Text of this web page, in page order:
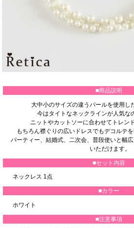
■商品説明
大中小のサイズの違うパールを使用し
今はタイトなネックラインが人気な
ニットやカットソーに合わせてトレン
もちろん襟ぐりの広いドレスでもデコルテ
パーティー、結婚式、二次会、普段使いと幅
いただけます。
■セット内容
ネックレス 1点
■カラー
ホワイト
■注意事項